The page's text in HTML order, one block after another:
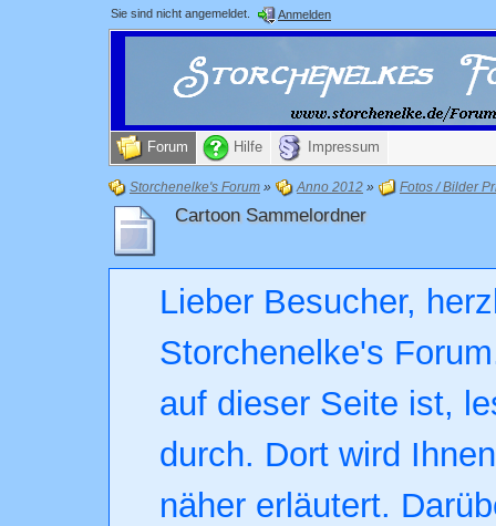
Sie sind nicht angemeldet. Anmelden
Forum Hilfe Impressum
Storchenelke's Forum » Anno 2012 » Fotos / Bilder
Cartoon Sammelordner
Lieber Besucher,
Storchenelke's
auf dieser Seite ist,
durch. Dort wird
näher erläutert.